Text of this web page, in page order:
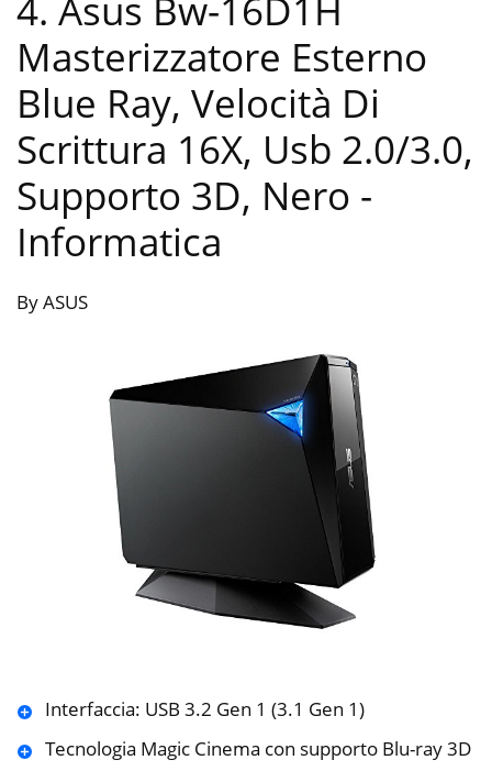
4. Asus Bw-16D1H
Masterizzatore Esterno
Blue Ray, Velocità Di
Scrittura 16X, Usb 2.0/3.0,
Supporto 3D, Nero -
Informatica
By ASUS
Interfaccia: USB 3.2 Gen 1 (3.1 Gen 1)
Tecnologia Magic Cinema con supporto Blu-ray 3D